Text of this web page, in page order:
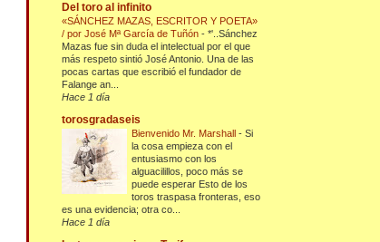
Del toro al infinito
«SÁNCHEZ MAZAS, ESCRITOR Y POETA»
/ por José Mª García de Tuñón-*'..Sánchez
Mazas fue sin duda el intelectual por el que
más respeto sintió José Antonio. Una de las
pocas cartas que escribió el fundador de
Falange an...
Hace 1 día
torosgradaseis
Bienvenido Mr. Marshall-Si
la cosa empieza con el
entusiasmo con los
alguacilillos, poco más se
puede esperar Esto de los
toros traspasa fronteras, eso
es una evidencia; otra co...
Hace 1 día